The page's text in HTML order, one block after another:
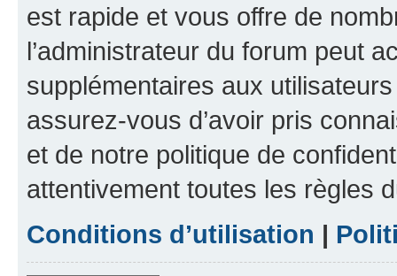
est rapide et vous offre de
l’administrateur du forum peut
supplémentaires aux
assurez-vous d’avoir pris
et de notre politique de
attentivement toutes les règles
Conditions d’utilisation |